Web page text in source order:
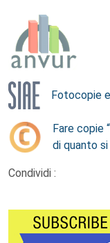
Fotocopie
Fare copie
di quanto
Condividi :